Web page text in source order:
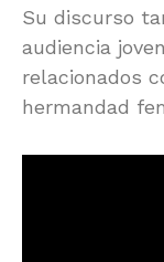
Su discurso
audiencia
relacionados
hermandad